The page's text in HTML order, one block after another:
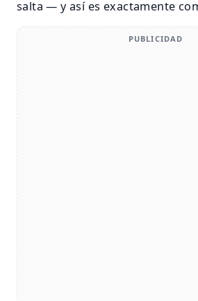
salta — y así es exactamente
PUBLICIDAD